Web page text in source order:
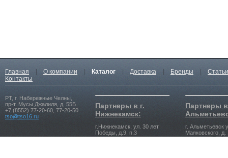
Главная О компании Каталог Доставка Бренды
Статьи
Контакты
РТ, г. Набережные Челны,
пр-т. Мусы Джалиля, д. 55Б
+7 (8552) 77-20-60, 77-20-50
tso@tso16.ru
Партнеры в г.
Нижнекамск:
г.Нижнекамск, ул. 30 лет
Победы, д.9, п.3
Партнеры в
г. Альметьевск
Маяковского, д.
магазина